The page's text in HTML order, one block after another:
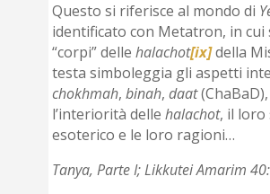
Questo si riferisce al mondo di
identificato con Metatron, in cui
“corpi” dellehalachot[ix]della
testa simboleggia gli aspetti
chokhmah,binah,daat
l’interiorità dellehalachot, il loro
esoterico e le loro ragioni…
Tanya, Parte I; Likkutei Amarim